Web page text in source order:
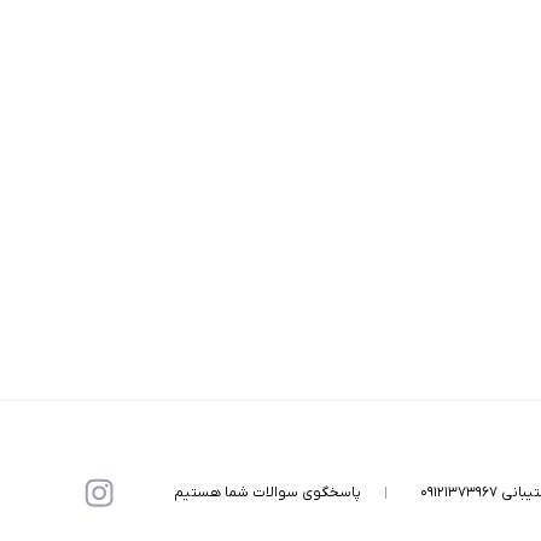
پاسخگوی سوالات شما هستیم